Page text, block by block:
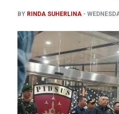
BY RINDA SUHERLINA